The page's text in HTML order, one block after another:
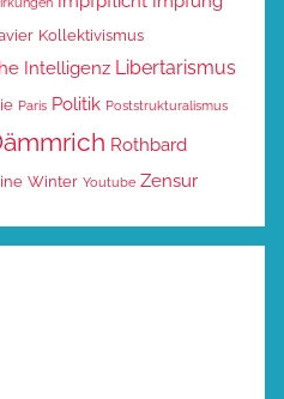
Kollektivismus
Intelligenz Libertarismus
Paris Politik Poststrukturalismus
Rothbard
Winter Youtube Zensur